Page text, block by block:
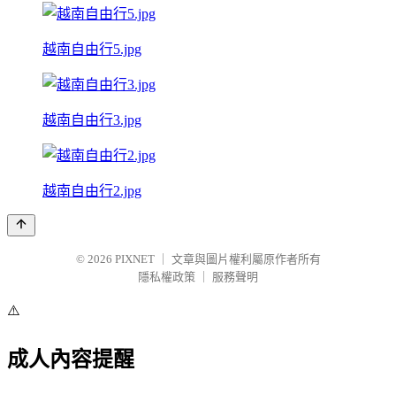
越南自由行5.jpg
越南自由行3.jpg
越南自由行2.jpg
© 2026 PIXNET
文章與圖片權利屬原作者所有
隱私權政策
服務聲明
⚠️
成人內容提醒